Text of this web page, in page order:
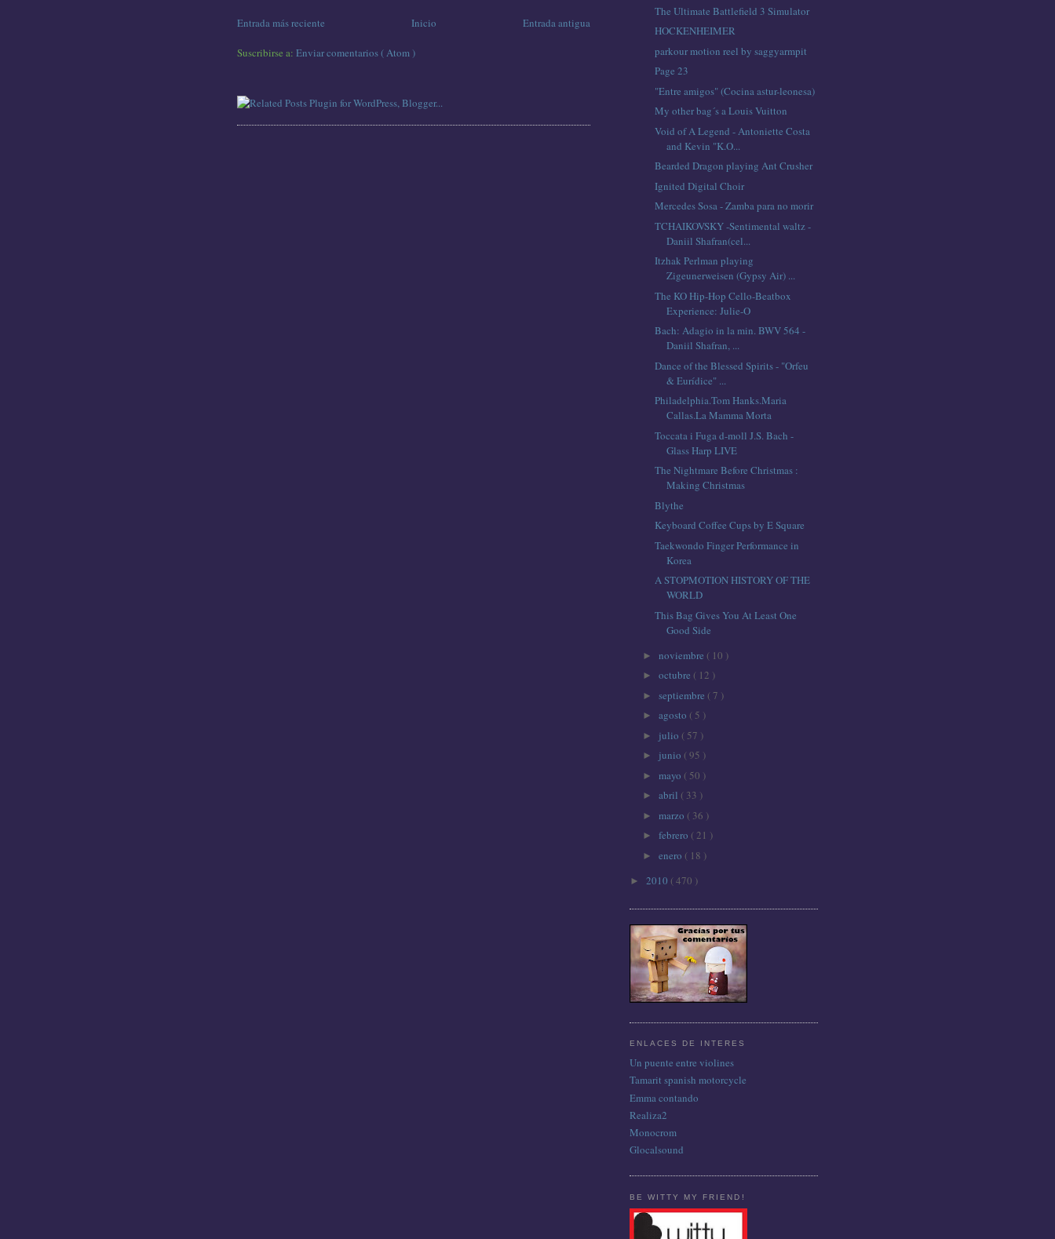
Entrada más reciente Entrada antigua
Inicio
Suscribirse a: Enviar comentarios ( Atom )
The Ultimate Battlefield 3 Simulator
HOCKENHEIMER
parkour motion reel by saggyarmpit
Page 23
"Entre amigos" (Cocina astur-leonesa)
My other bag´s a Louis Vuitton
Void of A Legend - Antoniette Costa
and Kevin "K.O...
Bearded Dragon playing Ant Crusher
Ignited Digital Choir
Mercedes Sosa - Zamba para no morir
TCHAIKOVSKY -Sentimental waltz -
Daniil Shafran(cel...
Itzhak Perlman playing
Zigeunerweisen (Gypsy Air) ...
The KO Hip-Hop Cello-Beatbox
Experience: Julie-O
Bach: Adagio in la min. BWV 564 -
Daniil Shafran, ...
Dance of the Blessed Spirits - "Orfeu
& Eurídice" ...
Philadelphia.Tom Hanks.Maria
Callas.La Mamma Morta
Toccata i Fuga d-moll J.S. Bach -
Glass Harp LIVE
The Nightmare Before Christmas :
Making Christmas
Blythe
Keyboard Coffee Cups by E Square
Taekwondo Finger Performance in
Korea
A STOPMOTION HISTORY OF THE
WORLD
This Bag Gives You At Least One
Good Side
► noviembre ( 10 )
► octubre ( 12 )
► septiembre ( 7 )
► agosto ( 5 )
► julio ( 57 )
► junio ( 95 )
► mayo ( 50 )
► abril ( 33 )
► marzo ( 36 )
► febrero ( 21 )
► enero ( 18 )
► 2010 ( 470 )
ENLACES DE INTERES
Un puente entre violines
Tamarit spanish motorcycle
Emma contando
Realiza2
Monocrom
Glocalsound
BE WITTY MY FRIEND!